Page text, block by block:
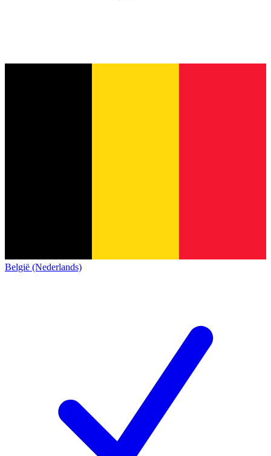
België (Nederlands)